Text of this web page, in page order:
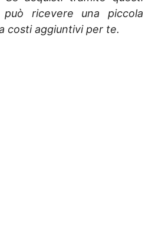
ricevere una piccola
costi aggiuntivi per te.